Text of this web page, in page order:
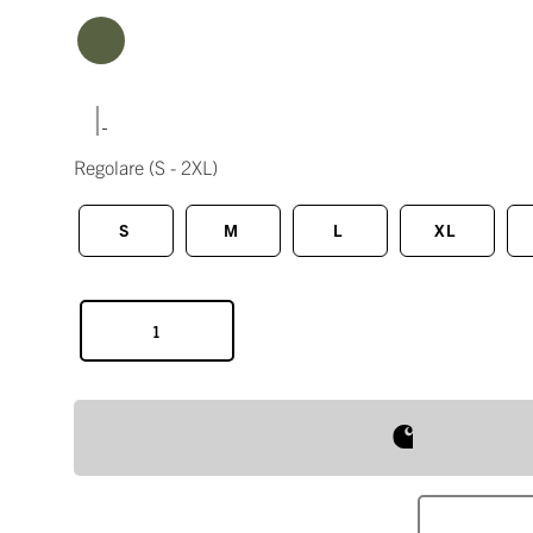
|
Regolare (S - 2XL)
S M L XL